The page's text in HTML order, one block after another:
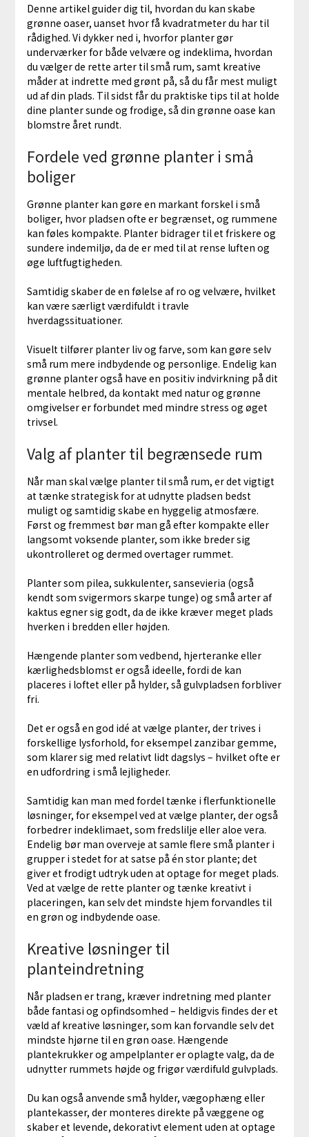
Denne artikel guider dig til, hvordan du kan skabe
grønne oaser, uanset hvor få kvadratmeter du har til
rådighed. Vi dykker ned i, hvorfor planter gør
underværker for både velvære og indeklima, hvordan
du vælger de rette arter til små rum, samt kreative
måder at indrette med grønt på, så du får mest muligt
ud af din plads. Til sidst får du praktiske tips til at holde
dine planter sunde og frodige, så din grønne oase kan
blomstre året rundt.
Fordele ved grønne planter i små
boliger
Grønne planter kan gøre en markant forskel i små
boliger, hvor pladsen ofte er begrænset, og rummene
kan føles kompakte. Planter bidrager til et friskere og
sundere indemiljø, da de er med til at rense luften og
øge luftfugtigheden.
Samtidig skaber de en følelse af ro og velvære, hvilket
kan være særligt værdifuldt i travle
hverdagssituationer.
Visuelt tilfører planter liv og farve, som kan gøre selv
små rum mere indbydende og personlige. Endelig kan
grønne planter også have en positiv indvirkning på dit
mentale helbred, da kontakt med natur og grønne
omgivelser er forbundet med mindre stress og øget
trivsel.
Valg af planter til begrænsede rum
Når man skal vælge planter til små rum, er det vigtigt
at tænke strategisk for at udnytte pladsen bedst
muligt og samtidig skabe en hyggelig atmosfære.
Først og fremmest bør man gå efter kompakte eller
langsomt voksende planter, som ikke breder sig
ukontrolleret og dermed overtager rummet.
Planter som pilea, sukkulenter, sansevieria (også
kendt som svigermors skarpe tunge) og små arter af
kaktus egner sig godt, da de ikke kræver meget plads
hverken i bredden eller højden.
Hængende planter som vedbend, hjerteranke eller
kærlighedsblomst er også ideelle, fordi de kan
placeres i loftet eller på hylder, så gulvpladsen forbliver
fri.
Det er også en god idé at vælge planter, der trives i
forskellige lysforhold, for eksempel zanzibar gemme,
som klarer sig med relativt lidt dagslys – hvilket ofte er
en udfordring i små lejligheder.
Samtidig kan man med fordel tænke i flerfunktionelle
løsninger, for eksempel ved at vælge planter, der også
forbedrer indeklimaet, som fredslilje eller aloe vera.
Endelig bør man overveje at samle flere små planter i
grupper i stedet for at satse på én stor plante; det
giver et frodigt udtryk uden at optage for meget plads.
Ved at vælge de rette planter og tænke kreativt i
placeringen, kan selv det mindste hjem forvandles til
en grøn og indbydende oase.
Kreative løsninger til
planteindretning
Når pladsen er trang, kræver indretning med planter
både fantasi og opfindsomhed – heldigvis findes der et
væld af kreative løsninger, som kan forvandle selv det
mindste hjørne til en grøn oase. Hængende
plantekrukker og ampelplanter er oplagte valg, da de
udnytter rummets højde og frigør værdifuld gulvplads.
Du kan også anvende små hylder, vægophæng eller
plantekasser, der monteres direkte på væggene og
skaber et levende, dekorativt element uden at optage